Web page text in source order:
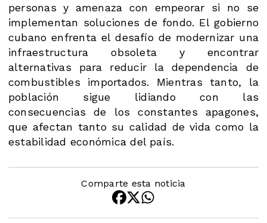
personas y amenaza con empeorar si no se
implementan soluciones de fondo. El gobierno
cubano enfrenta el desafío de modernizar una
infraestructura obsoleta y encontrar
alternativas para reducir la dependencia de
combustibles importados. Mientras tanto, la
población sigue lidiando con las
consecuencias de los constantes apagones,
que afectan tanto su calidad de vida como la
estabilidad económica del país.
Comparte esta noticia